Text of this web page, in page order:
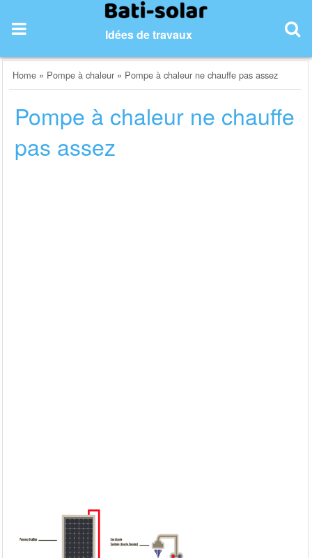
content
Idées de travaux
Home » Pompe à chaleur » Pompe à chaleur ne chauffe pas assez
Pompe à chaleur ne chauffe
pas assez